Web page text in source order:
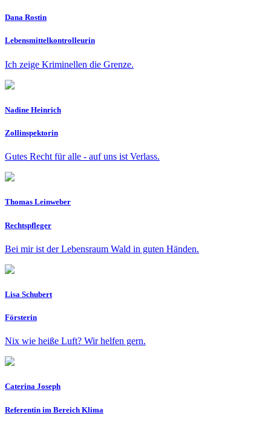
Dana Rostin
Lebensmittelkontrolleurin
Ich zeige Kriminellen die Grenze.
Nadine Heinrich
Zollinspektorin
Gutes Recht für alle - auf uns ist Verlass.
Thomas Leinweber
Rechtspfleger
Bei mir ist der Lebensraum Wald in guten Händen.
Lisa Schubert
Försterin
Nix wie heiße Luft? Wir helfen gern.
Caterina Joseph
Referentin im Bereich Klima